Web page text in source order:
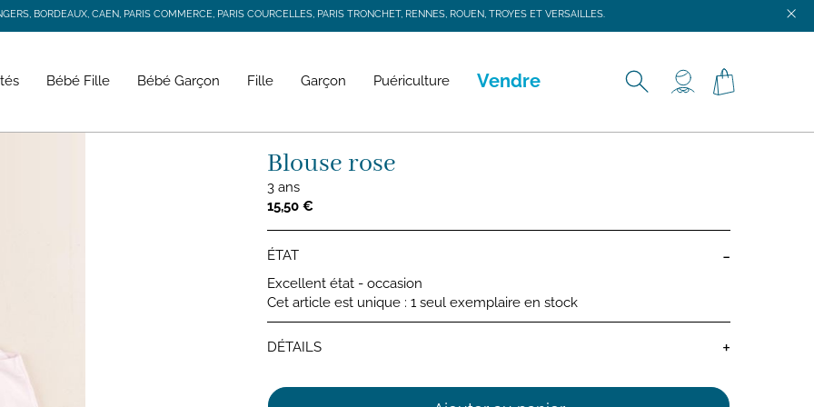
BORDEAUX, CAEN, PARIS COMMERCE, PARIS COURCELLES, PARIS TRONCHET, RENNES, ROUEN, TROYES ET VERSAILLES.
Bébé Fille Bébé Garçon Fille Garçon Puériculture Vendre
Blouse rose
3 ans
15,50 €
ÉTAT -
Excellent état - occasion
Cet article est unique : 1 seul exemplaire en stock
DÉTAILS +